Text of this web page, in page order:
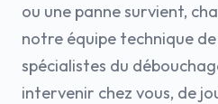
ou une panne survient,
notre équipe technique
spécialistes du
intervenir chez vous, de